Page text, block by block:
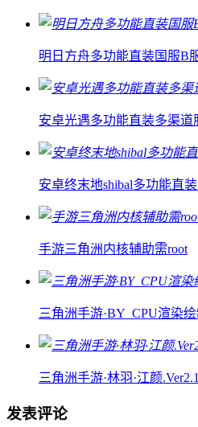
明日方舟多功能直装国服B
安卓光遇多功能直装多渠道
安卓终末地shibal多功能直
手游三角洲内核辅助需root
三角洲手游·BY_CPU渲染
三角洲手游·林羽·江颜
发表评论